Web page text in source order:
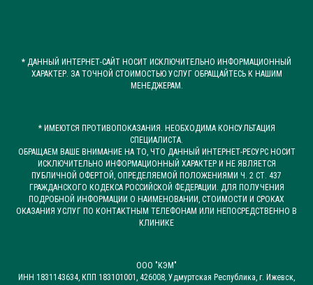
* ДАННЫЙ ИНТЕРНЕТ-САЙТ НОСИТ ИСКЛЮЧИТЕЛЬНО ИНФОРМАЦИОННЫЙ
ХАРАКТЕР. ЗА ТОЧНОЙ СТОИМОСТЬЮ УСЛУГ ОБРАЩАЙТЕСЬ К НАШИМ
МЕНЕДЖЕРАМ.
* ИМЕЮТСЯ ПРОТИВОПОКАЗАНИЯ. НЕОБХОДИМА КОНСУЛЬТАЦИЯ
СПЕЦИАЛИСТА.
ОБРАЩАЕМ ВАШЕ ВНИМАНИЕ НА ТО, ЧТО ДАННЫЙ ИНТЕРНЕТ-РЕСУРС НОСИТ
ИСКЛЮЧИТЕЛЬНО ИНФОРМАЦИОННЫЙ ХАРАКТЕР И НЕ ЯВЛЯЕТСЯ
ПУБЛИЧНОЙ ОФЕРТОЙ, ОПРЕДЕЛЯЕМОЙ ПОЛОЖЕНИЯМИ Ч. 2 СТ. 437
ГРАЖДАНСКОГО КОДЕКСА РОССИЙСКОЙ ФЕДЕРАЦИИ. ДЛЯ ПОЛУЧЕНИЯ
ПОДРОБНОЙ ИНФОРМАЦИИ О НАИМЕНОВАНИИ, СТОИМОСТИ И СРОКАХ
ОКАЗАНИЯ УСЛУГ ПО КОНТАКТНЫМ ТЕЛЕФОНАМ ИЛИ НЕПОСРЕДСТВЕННО В
КЛИНИКЕ
ООО "КЭМ"
ИНН 1831143634, КПП 183101001, 426008, Удмуртская Республика, г. Ижевск,